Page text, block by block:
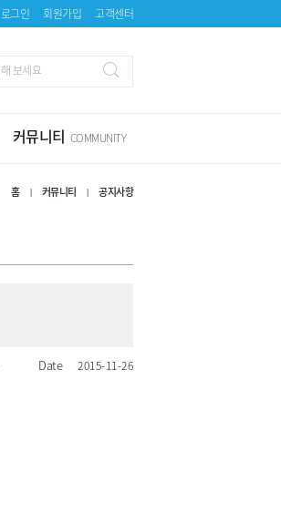
로그인 회원가입 고객센터
커뮤니티 COMMUNITY
홈 | 커뮤니티 | 공지사항
Date 2015-11-26